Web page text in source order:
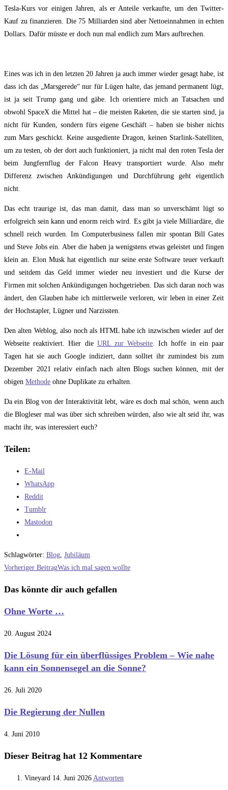
Tesla-Kurs vor einigen Jahren, als er Anteile verkaufte, um den Twitter-
Kauf zu finanzieren. Die 75 Milliarden sind aber Nettoeinnahmen in echten
Dollars. Dafür müsste er doch nun mal endlich zum Mars aufbrechen.
Eines was ich in den letzten 20 Jahren ja auch immer wieder gesagt habe, ist
dass ich das „Marsgerede“ nur für Lügen halte, das jemand permanent lügt,
ist ja seit Trump gang und gäbe. Ich orientiere mich an Tatsachen und
obwohl SpaceX die Mittel hat – die meisten Raketen, die sie starten sind, ja
nicht für Kunden, sondern fürs eigene Geschäft – haben sie bisher nichts
zum Mars geschickt. Keine ausgediente Dragon, keinen Starlink-Satelliten,
um zu testen, ob der dort auch funktioniert, ja nicht mal den roten Tesla der
beim Jungfernflug der Falcon Heavy transportiert wurde. Also mehr
Differenz zwischen Ankündigungen und Durchführung geht eigentlich
nicht.
Das echt traurige ist, das man damit, dass man so unverschämt lügt so
erfolgreich sein kann und enorm reich wird. Es gibt ja viele Milliardäre, die
schnell reich wurden. Im Computerbusiness fallen mir spontan Bill Gates
und Steve Jobs ein. Aber die haben ja wenigstens etwas geleistet und fingen
klein an. Elon Musk hat eigentlich nur seine erste Software teuer verkauft
und seitdem das Geld immer wieder neu investiert und die Kurse der
Firmen mit solchen Ankündigungen hochgetrieben. Das sich daran noch was
ändert, den Glauben habe ich mittlerweile verloren, wir leben in einer Zeit
der Hochstapler, Lügner und Narzissten.
Den alten Weblog, also noch als HTML habe ich inzwischen wieder auf der
Webseite reaktiviert. Hier die URL zur Webseite . Ich hoffe in ein paar
Tagen hat sie auch Google indiziert, dann solltet ihr zumindest bis zum
Dezember 2021 relativ einfach nach alten Blogs suchen können, mit der
obigen Methode ohne Duplikate zu erhalten.
Da ein Blog von der Interaktivität lebt, wäre es doch mal schön, wenn auch
die Blogleser mal was über sich schreiben würden, also wie alt seid ihr, was
macht ihr, was interessiert euch?
Teilen:
E-Mail
WhatsApp
Reddit
Tumblr
Mastodon
Schlagwörter: Blog Jubiläum
Weitere
Vorheriger BeitragWas ich mal sagen wollte
Das könnte dir auch gefallen
Ohne Worte …
20. August 2024
Die Lösung für ein überflüssiges Problem – Wie nahe
kann ein Sonnensegel an die Sonne?
26. Juli 2020
Die Regierung der Nullen
4. Juni 2010
Dieser Beitrag hat 12 Kommentare
Vineyard 14. Juni 2026 Antworten